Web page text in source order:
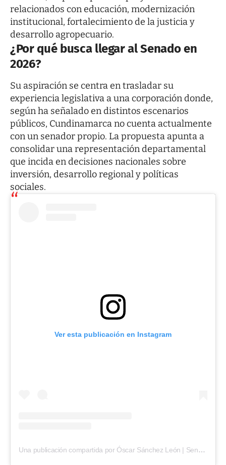
relacionados con educación, modernización
institucional, fortalecimiento de la justicia y
desarrollo agropecuario.
¿Por qué busca llegar al Senado en
2026?
Su aspiración se centra en trasladar su
experiencia legislativa a una corporación donde,
según ha señalado en distintos escenarios
públicos, Cundinamarca no cuenta actualmente
con un senador propio. La propuesta apunta a
consolidar una representación departamental
que incida en decisiones nacionales sobre
inversión, desarrollo regional y políticas
sociales.
Ver esta publicación en Instagram
Una publicación compartida por Óscar Sánchez León | Senado L10 (@oscarsanchezl)